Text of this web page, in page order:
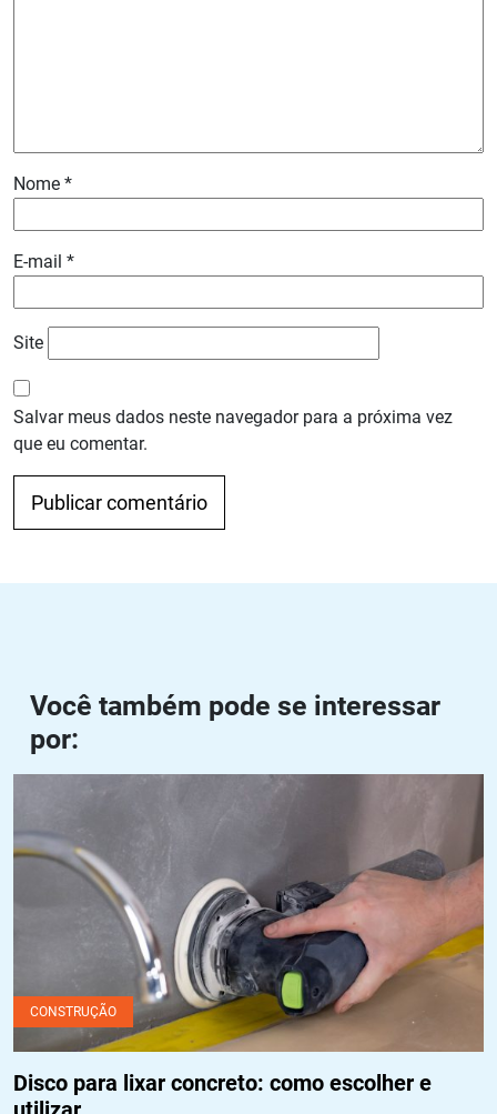
Nome *
E-mail *
Site
Salvar meus dados neste navegador para a próxima vez
que eu comentar.
Você também pode se interessar
por:
Disco para lixar concreto: como escolher e utilizar
CONSTRUÇÃO
Disco para lixar concreto: como escolher e